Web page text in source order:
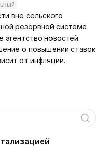
вне сельского
резервной системе
агентство новостей
о повышении ставок
от инфляции.